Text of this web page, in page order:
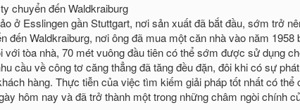
chuyển đến Waldkraiburg
ở Esslingen gần Stuttgart, nơi sản xuất đã bắt đầu, sớm trở
đến Waldkraiburg, nơi ông đã mua một căn nhà vào năm
với tòa nhà, 70 mét vuông đầu tiên có thể sớm được sử dụng
cầu về công tơ căng thẳng đã tăng đều đặn, đôi khi có sự
hàng. Thực tiễn của việc tìm kiếm giải pháp tốt nhất có
hôm nay và đã trở thành một trong những châm ngòi chính